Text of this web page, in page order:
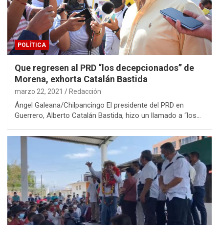
POLÍTICA
Que regresen al PRD “los decepcionados” de
Morena, exhorta Catalán Bastida
marzo 22, 2021 Redacción
Ángel Galeana/Chilpancingo El presidente del PRD en
Guerrero, Alberto Catalán Bastida, hizo un llamado a “los…